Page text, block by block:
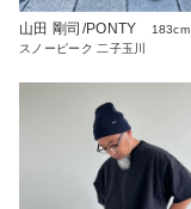
山田 剛司/PONTY
183cm
スノーピーク 二子玉川